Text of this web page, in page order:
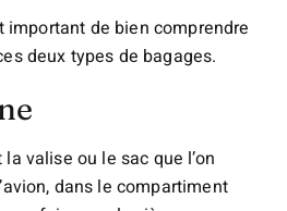
important de bien comprendre
deux types de bagages.
valise ou le sac que l’on
dans le compartiment